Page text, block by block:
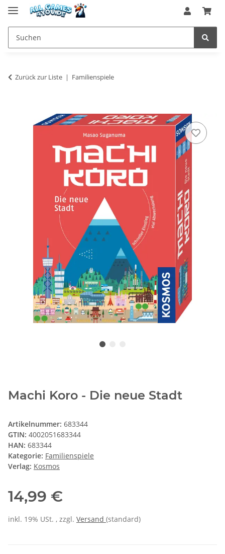
Zurück zur Liste Familienspiele
Machi Koro - Die neue Stadt
Artikelnummer: 683344
GTIN: 4002051683344
HAN: 683344
Kategorie: Familienspiele
Verlag: Kosmos
14,99 €
inkl. 19% USt. , zzgl. Versand (standard)